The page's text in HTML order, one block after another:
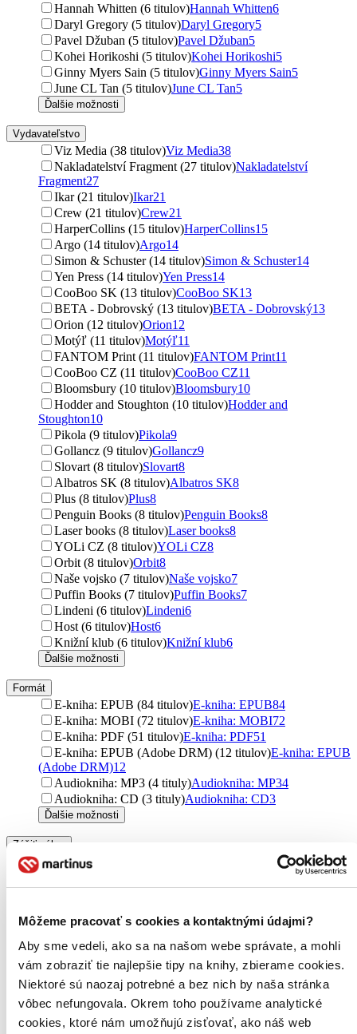
Môžeme pracovať s cookies a kontaktnými údajmi?
Aby sme vedeli, ako sa na našom webe správate, a mohli
vám zobraziť tie najlepšie tipy na knihy, zbierame cookies.
Niektoré sú naozaj potrebné a bez nich by naša stránka
vôbec nefungovala. Okrem toho používame analytické
cookies, ktoré nám umožňujú zisťovať, ako náš web
Hannah Whitten (6 titulov)Hannah Whitten6
Daryl Gregory (5 titulov)Daryl Gregory5
Pavel Džuban (5 titulov)Pavel Džuban5
Kohei Horikoshi (5 titulov)Kohei Horikoshi5
Ginny Myers Sain (5 titulov)Ginny Myers Sain5
June CL Tan (5 titulov)June CL Tan5
Ďalšie možnosti
Vydavateľstvo
Viz Media (38 titulov)Viz Media38
Nakladatelství Fragment (27 titulov)Nakladatelství
Fragment27
Ikar (21 titulov)Ikar21
Crew (21 titulov)Crew21
HarperCollins (15 titulov)HarperCollins15
Argo (14 titulov)Argo14
Simon & Schuster (14 titulov)Simon & Schuster14
Yen Press (14 titulov)Yen Press14
CooBoo SK (13 titulov)CooBoo SK13
BETA - Dobrovský (13 titulov)BETA - Dobrovský13
Orion (12 titulov)Orion12
Motýľ (11 titulov)Motýľ11
FANTOM Print (11 titulov)FANTOM Print11
CooBoo CZ (11 titulov)CooBoo CZ11
Bloomsbury (10 titulov)Bloomsbury10
Hodder and Stoughton (10 titulov)Hodder and
Stoughton10
Pikola (9 titulov)Pikola9
Gollancz (9 titulov)Gollancz9
Slovart (8 titulov)Slovart8
Albatros SK (8 titulov)Albatros SK8
Plus (8 titulov)Plus8
Penguin Books (8 titulov)Penguin Books8
Laser books (8 titulov)Laser books8
YOLi CZ (8 titulov)YOLi CZ8
Orbit (8 titulov)Orbit8
Naše vojsko (7 titulov)Naše vojsko7
Puffin Books (7 titulov)Puffin Books7
Lindeni (6 titulov)Lindeni6
Host (6 titulov)Host6
Knižní klub (6 titulov)Knižní klub6
Ďalšie možnosti
Formát
E-kniha: EPUB (84 titulov)E-kniha: EPUB84
E-kniha: MOBI (72 titulov)E-kniha: MOBI72
E-kniha: PDF (51 titulov)E-kniha: PDF51
E-kniha: EPUB (Adobe DRM) (12 titulov)E-kniha: EPUB
(Adobe DRM)12
Audiokniha: MP3 (4 tituly)Audiokniha: MP34
Audiokniha: CD (3 tituly)Audiokniha: CD3
Ďalšie možnosti
Zúžiť výber
Zoradiť
Bestsellery
Top hodnotené
Novinky
Najdrahšie
Najlacnejšie
Najvyššia zľava